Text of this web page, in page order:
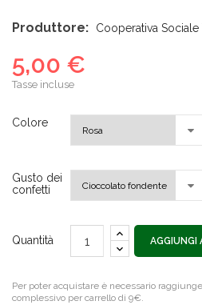
Produttore: Cooperativa Sociale
5,00 €
Tasse incluse
Colore
Gusto dei
confetti
Quantità AGGIUNGI
Per poter acquistare è necessario
complessivo per carrello di 9€.